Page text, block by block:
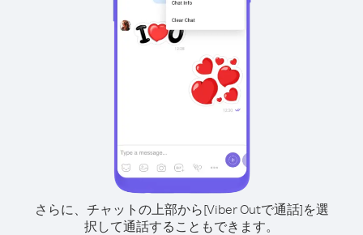
さらに、チャットの上部から[Viber Outで通話]を選
択して通話することもできます。